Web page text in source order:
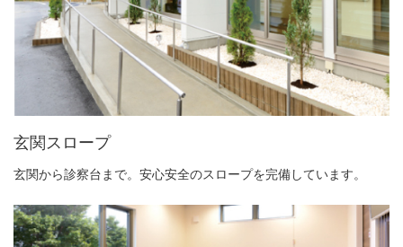
玄関スロープ
玄関から診察台まで。安心安全のスロープを完備しています。